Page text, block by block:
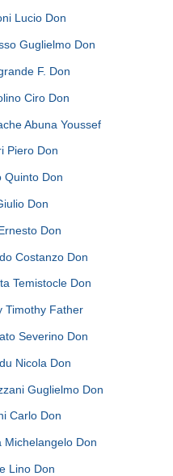
Lucio Don
Guglielmo Don
F. Don
Ciro Don
Abuna Youssef
Piero Don
Quinto Don
Don
Don
Costanzo Don
Temistocle Don
Timothy Father
Severino Don
Nicola Don
Guglielmo Don
Carlo Don
Michelangelo Don
Lino Don